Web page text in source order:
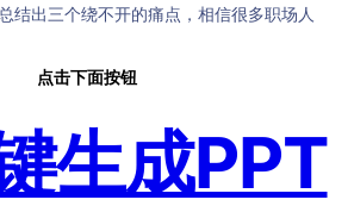
结出三个绕不开的痛点，相信很多职场人
点击下面按钮
生成PPT